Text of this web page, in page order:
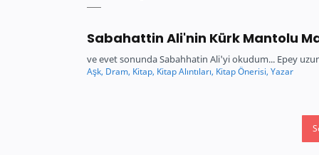
Sabahattin Ali'nin Kürk Mantolu
ve evet sonunda Sabahhatin Ali'yi okudum... Epey